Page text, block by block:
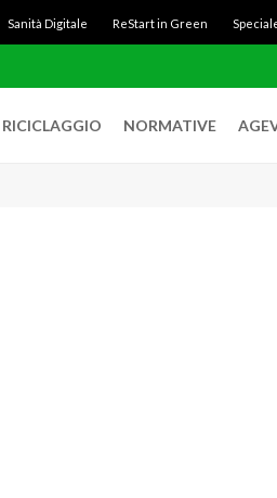
Sanità Digitale ReStart in Green
RICICLAGGIO NORMATIVE